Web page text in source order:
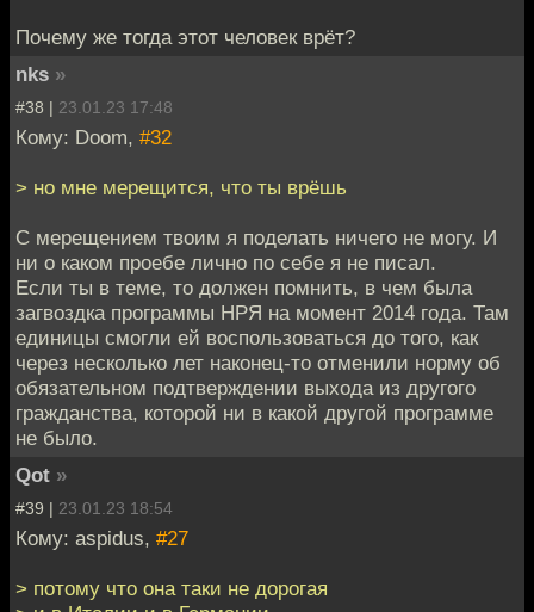
Почему же тогда этот человек врёт?
nks »
#38 | 23.01.23 17:48
Кому: Doom, #32
> но мне мерещится, что ты врёшь
С мерещением твоим я поделать ничего не могу. И
ни о каком проебе лично по себе я не писал.
Если ты в теме, то должен помнить, в чем была
загвоздка программы НРЯ на момент 2014 года. Там
единицы смогли ей воспользоваться до того, как
через несколько лет наконец-то отменили норму об
обязательном подтверждении выхода из другого
гражданства, которой ни в какой другой программе
не было.
Qot »
#39 | 23.01.23 18:54
Кому: aspidus, #27
> потому что она таки не дорогая